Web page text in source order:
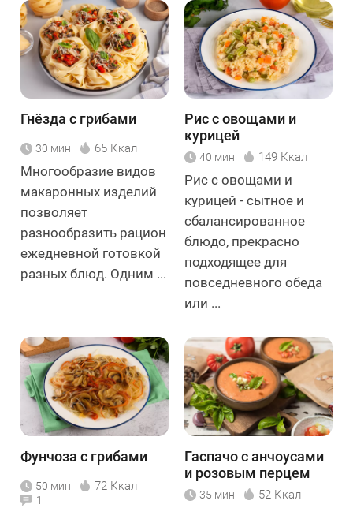
Гнёзда с грибами
30 мин 65 Ккал
Многообразие видов
макаронных изделий
позволяет
разнообразить рацион
ежедневной готовкой
разных блюд. Одним ...
Рис с овощами и
курицей
40 мин 149 Ккал
Рис с овощами и
курицей - сытное и
сбалансированное
блюдо, прекрасно
подходящее для
повседневного обеда
или ...
Фунчоза с грибами
50 мин 72 Ккал
1
Гаспачо с анчоусами
и розовым перцем
35 мин 52 Ккал